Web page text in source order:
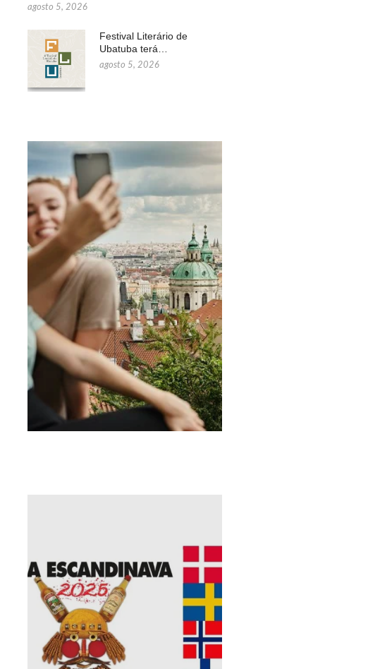
agosto 5, 2026
Festival Literário de
Ubatuba terá…
agosto 5, 2026